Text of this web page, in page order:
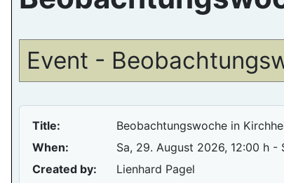
Event -
Title:
Beobachtungswoche in
When:
Sa, 29. August 2026, 12:00 h-
Created by:
Lienhard Pagel